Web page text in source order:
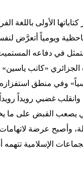
الأولى باللغة
ويومياً أتعرَّض
في دفاعه المستميت
الجزائري «كاتب
وفي منطق استفزازه
غضبي رويداً
يصعب القبض على ما
وأصبح عرضة
الإسلامية تتهمه